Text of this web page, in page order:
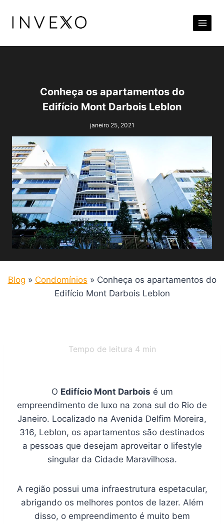
para
Conteúdo
Conheça os apartamentos do
Edifício Mont Darbois Leblon
janeiro 25, 2021
Blog » Condomínios » Conheça os apartamentos do
Edifício Mont Darbois Leblon
Tempo de leitura 4 min
O Edifício Mont Darbois é um
empreendimento de luxo na zona sul do Rio de
Janeiro. Localizado na Avenida Delfim Moreira,
316, Leblon, os apartamentos são destinados
a pessoas que desejam aproveitar o lifestyle
singular da Cidade Maravilhosa.
A região possui uma infraestrutura espetacular,
abrigando os melhores pontos de lazer. Além
disso, o empreendimento é muito bem